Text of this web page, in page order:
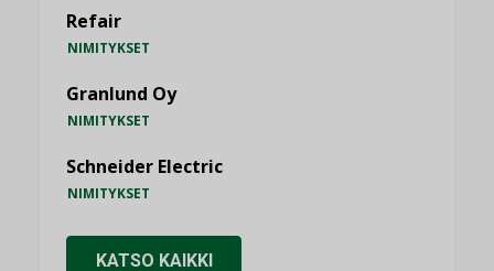
Refair
NIMITYKSET
Granlund Oy
NIMITYKSET
Schneider Electric
NIMITYKSET
KATSO KAIKKI